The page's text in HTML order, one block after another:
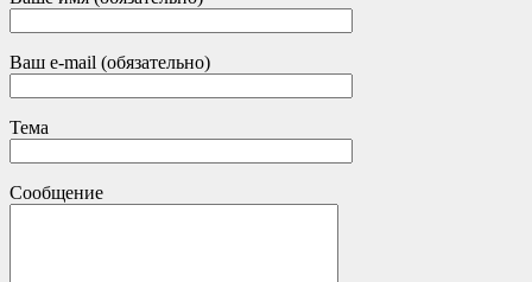
Ваш e-mail (обязательно)
Тема
Сообщение